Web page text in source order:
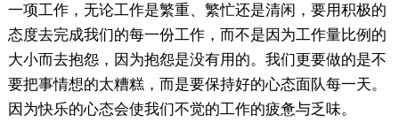
一项工作，无论工作是繁重、繁忙还是清闲，要用积极的
态度去完成我们的每一份工作，而不是因为工作量比例的
大小而去抱怨，因为抱怨是没有用的。我们更要做的是不
要把事情想的太糟糕，而是要保持好的心态面队每一天。
因为快乐的心态会使我们不觉的工作的疲惫与乏味。